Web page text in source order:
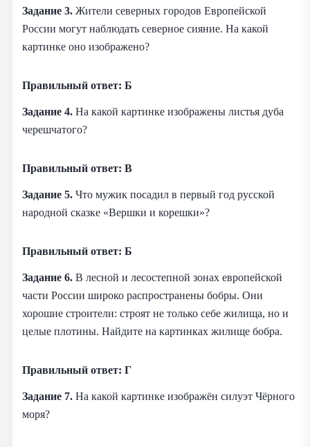
Задание 3. Жители северных городов Европейской
России могут наблюдать северное сияние. На какой
картинке оно изображено?
Правильный ответ: Б
Задание 4. На какой картинке изображены листья дуба
черешчатого?
Правильный ответ: В
Задание 5. Что мужик посадил в первый год русской
народной сказке «Вершки и корешки»?
Правильный ответ: Б
Задание 6. В лесной и лесостепной зонах европейской
части России широко распространены бобры. Они
хорошие строители: строят не только себе жилища, но и
целые плотины. Найдите на картинках жилище бобра.
Правильный ответ: Г
Задание 7. На какой картинке изображён силуэт Чёрного
моря?